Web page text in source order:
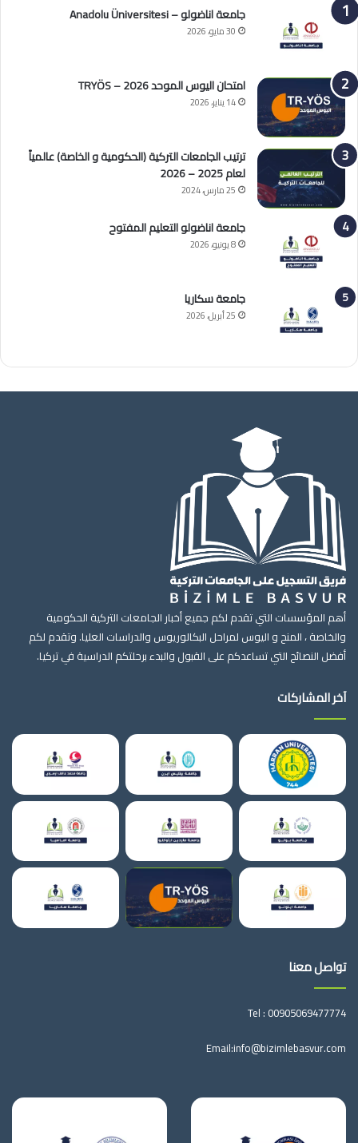
جامعة اناضولو – Anadolu Üniversitesi
30 مايو، 2026
امتحان اليوس الموحد 2026 – TRYÖS
14 يناير، 2026
ترتيب الجامعات التركية (الحكومية و الخاصة) عالمياً
لعام 2025 – 2026
25 مارس، 2024
جامعة اناضولو التعليم المفتوح
8 يونيو، 2026
جامعة سكاريا
25 أبريل، 2026
أهم المؤسسات التي تقدم لكم جميع أخبار الجامعات التركية الحكومية
والخاصة ، المنح و اليوس لمراحل البكالوريوس والدراسات العليا. وتقدم لكم
أفضل النصائح التي تساعدكم على القبول والبدء برحلتكم الدراسية في تركيا.
آخر المشاركات
تواصل معنا
Tel : 00905069477774
Email:info@bizimlebasvur.com
جامعة
الديمقراطية
جامعة